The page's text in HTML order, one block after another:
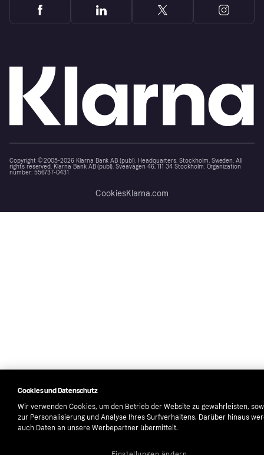
Copyright © 2005-2026 Klarna Bank AB (publ). Headquarters: Stockholm, Sweden. All
rights reserved. Klarna Bank AB (publ). Sveavägen 46, 111 34 Stockholm. Organization
number: 556737-0431
CookiesKlarna.com
Cookies und Datenschutz
Wir verwenden Cookies, um den Betrieb der Website zu gewährleisten,
zur Personalisierung und Analyse Ihres Surfverhaltens. Darüber hinaus
auch Daten an unsere Werbepartner übermittelt.